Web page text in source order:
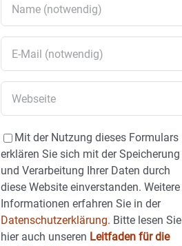
Mit der Nutzung dieses Formulars
erklären Sie sich mit der Speicherung
und Verarbeitung Ihrer Daten durch
diese Website einverstanden. Weitere
Informationen erfahren Sie in der
Datenschutzerklärung. Bitte lesen Sie
hier auch unseren Leitfaden für die